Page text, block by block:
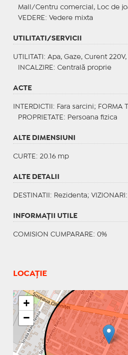
Mall/Centru comercial, Loc de
VEDERE : Vedere mixta
UTILITATI/SERVICII
UTILITATI : Apa, Gaze, Curent
INCALZIRE : Centrală proprie
ACTE
INTERDICTII : Fara sarcini; FORMA
PROPRIETATE : Persoana fizica
ALTE DIMENSIUNI
CURTE: 20.16 mp
ALTE DETALII
DESTINATII : Rezidenta; VIZIONARI
INFORMAŢII UTILE
COMISION CUMPARARE: 0%
LOCAȚIE
+
−